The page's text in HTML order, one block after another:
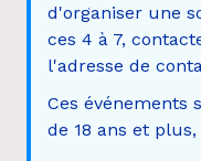
d'organiser une
ces 4 à 7,
l'adresse de
Ces événements
de 18 ans et